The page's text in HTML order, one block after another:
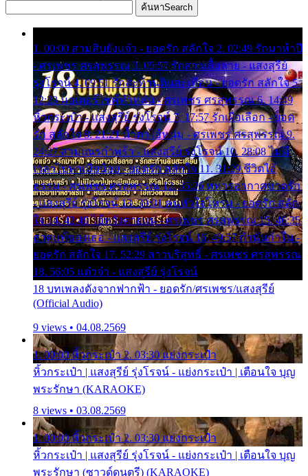
ค้นหาSearch
1. 00:00 สามสิบยังแจ๋ว - ยอดรัก สลักใจ 2. 02:49 รักมาห้าปี
- ศรเพชร ศรสุพรรณ 3. 05:57 รักสาวเสื้อลาย - แสงสุรีย์
รุ่งโรจน์ 4. 09:51 รักสะท้านดินสะเทือน - ยอดรัก สลักใจ 5.
12:23 มอเตอร์ไซค์ทำหล่น - ศรเพชร ศรสุพรรณ 6. 14:49
หิ้วกระเป๋า - แสงสุรีย์ รุ่งโรจน์ 7. 17:57 รักเผื่อเลือก - ยอด
รัก สลักใจ 8. 21:21 น้ำตาไอ้หนุ่ม - ศรเพชร ศรสุพรรณ 9.
24:27 สามเณรกำพร้า - แสงสุรีย์ รุ่งโรจน์ 10. 28:08 ไม่มี
เวลาไปหาเมียน้อย - ยอดรัก สลักใจ 11. 31:29 ชีวิตไอ้
ธรรม - ศรเพชร ศรสุพรรณ 12. 35:26 ทหารอากาศขาดรัก
- แสงสุรีย์ รุ่งโรจน์ 13. 39:01 คนหัวใจโทรม - ยอดรัก สลัก
ใจ 14. 42:49 ไอ้หวังตายแน่ - ศรเพชร ศรสุพรรณ 15. 46:35
ธาตุแท้ของเธอ - แสงสุรีย์ รุ่งโรจน์ 16. 49:57 กำนันกำใน -
ยอดรัก สลักใจ 17. 52:29 สาวบริสุทธิ์ - ศรเพชร ศรสุพรรณ
18. 56:05 แต๋วจ๋า - แสงสุรีย์ รุ่งโรจน์
18 บทเพลงดังจากฟากฟ้า - ยอดรัก/ศรเพชร/แสงสุรีย์
(Official Audio)
9 views • 04.08.2569
1. 00:00 หิ้วกระเป๋า 2. 03:30 แย่งกระเป๋า
หิ้วกระเป๋า | แสงสุรีย์ รุ่งโรจน์ - แย่งกระเป๋า | เตือนใจ บุญ
พระรักษา (KARAOKE)
8 views • 03.08.2569
1. 00:00 หิ้วกระเป๋า 2. 03:30 แย่งกระเป๋า
หิ้วกระเป๋า | แสงสุรีย์ รุ่งโรจน์ - แย่งกระเป๋า | เตือนใจ บุญ
พระรักษา (ซาวด์ดนตรี) (KARAOKE)